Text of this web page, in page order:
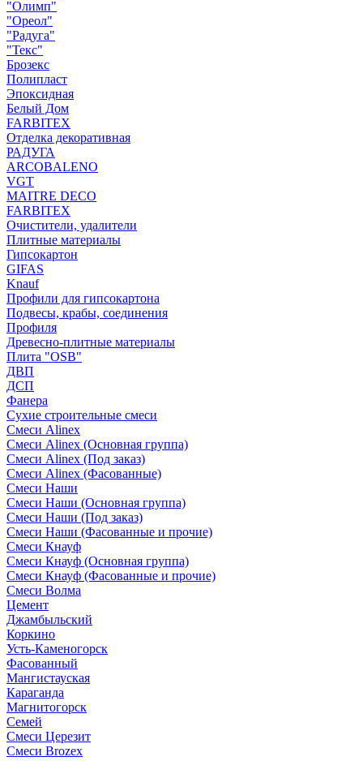
"Олимп"
"Ореол"
"Радуга"
"Текс"
Брозекс
Полипласт
Эпоксидная
Белый Дом
FARBITEX
Отделка декоративная
РАДУГА
ARCOBALENO
VGT
MAITRE DECO
FARBITEX
Очистители, удалители
Плитные материалы
Гипсокартон
GIFAS
Knauf
Профили для гипсокартона
Подвесы, крабы, соединения
Профиля
Древесно-плитные материалы
Плита "OSB"
ДВП
ДСП
Фанера
Сухие строительные смеси
Смеси Alinex
Смеси Alinex (Основная группа)
Смеси Alinex (Под заказ)
Смеси Alinex (Фасованные)
Смеси Наши
Смеси Наши (Основная группа)
Смеси Наши (Под заказ)
Смеси Наши (Фасованные и прочие)
Смеси Кнауф
Смеси Кнауф (Основная группа)
Смеси Кнауф (Фасованные и прочие)
Смеси Волма
Цемент
Джамбыльский
Коркино
Усть-Каменогорск
Фасованный
Мангистауская
Караганда
Магнитогорск
Семей
Смеси Церезит
Смеси Brozex